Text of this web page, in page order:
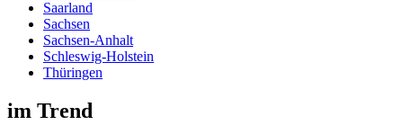
Saarland
Sachsen
Sachsen-Anhalt
Schleswig-Holstein
Thüringen
im Trend